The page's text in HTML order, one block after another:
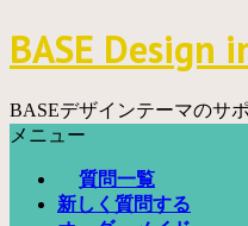
コ
ン
ン
ツ
BASE Design
BASEデザインテーマのサ
メニュー
質問一覧
新しく質問する